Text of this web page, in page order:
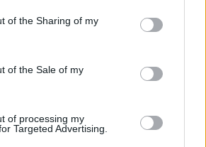
of the Sharing of my
of the Sale of my
of processing my
Targeted Advertising.
portfolio.hu hírarchívumához
olvasása előfizetéses
tartalmazza:
cikkarchívum